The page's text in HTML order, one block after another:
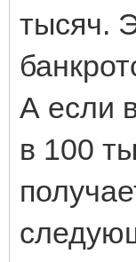
тысяч.
А если
в 100